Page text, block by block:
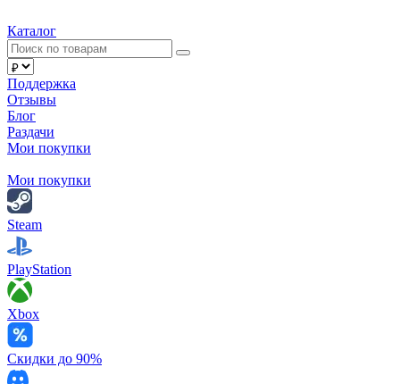
Каталог
Поддержка
Отзывы
Блог
Раздачи
Мои покупки
Мои покупки
Steam
PlayStation
Xbox
Скидки до 90%